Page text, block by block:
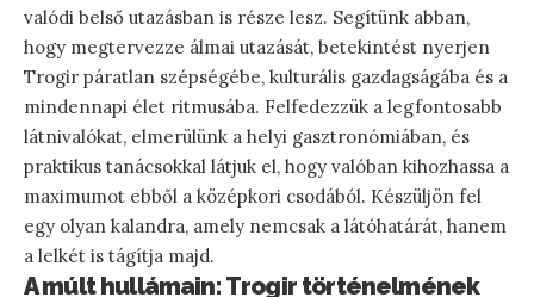
valódi belső utazásban is része lesz. Segítünk abban,
hogy megtervezze álmai utazását, betekintést nyerjen
Trogir páratlan szépségébe, kulturális gazdagságába és a
mindennapi élet ritmusába. Felfedezzük a legfontosabb
látnivalókat, elmerülünk a helyi gasztronómiában, és
praktikus tanácsokkal látjuk el, hogy valóban kihozhassa a
maximumot ebből a középkori csodából. Készüljön fel
egy olyan kalandra, amely nemcsak a látóhatárát, hanem
a lelkét is tágítja majd.
A múlt hullámain: Trogir történelmének